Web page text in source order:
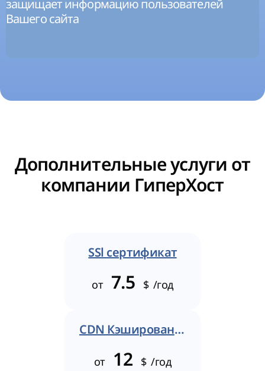
защищает информацию пользователей
Вашего сайта
Дополнительные услуги от
компании ГиперХост
SSl сертификат
от 7.5 $ /год
CDN Кэширование
от 12 $ /год